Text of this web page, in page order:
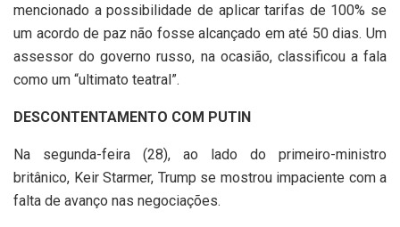
mencionado a possibilidade de aplicar tarifas de 100% se
um acordo de paz não fosse alcançado em até 50 dias. Um
assessor do governo russo, na ocasião, classificou a fala
como um “ultimato teatral”.
DESCONTENTAMENTO COM PUTIN
Na segunda-feira (28), ao lado do primeiro-ministro
britânico, Keir Starmer, Trump se mostrou impaciente com a
falta de avanço nas negociações.